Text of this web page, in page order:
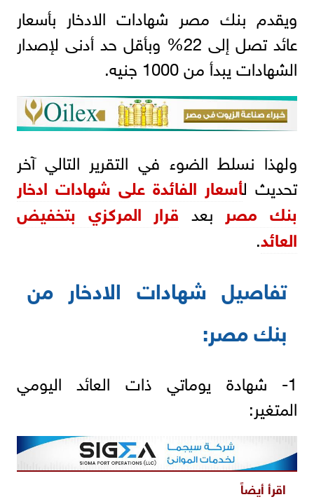
ويقدم بنك مصر شهادات الادخار بأسعار
عائد تصل إلى 22% وبأقل حد أدنى لإصدار
الشهادات يبدأ من 1000 جنيه.
ولهذا نسلط الضوء في التقرير التالي آخر
تحديث لأسعار الفائدة على شهادات ادخار
بنك مصر بعد قرار المركزي بتخفيض
العائد.
تفاصيل شهادات الادخار من
بنك مصر:
1- شهادة يوماتي ذات العائد اليومي
المتغير:
اقرأ أيضاً